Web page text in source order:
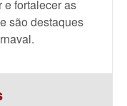
fortalecer as
são destaques